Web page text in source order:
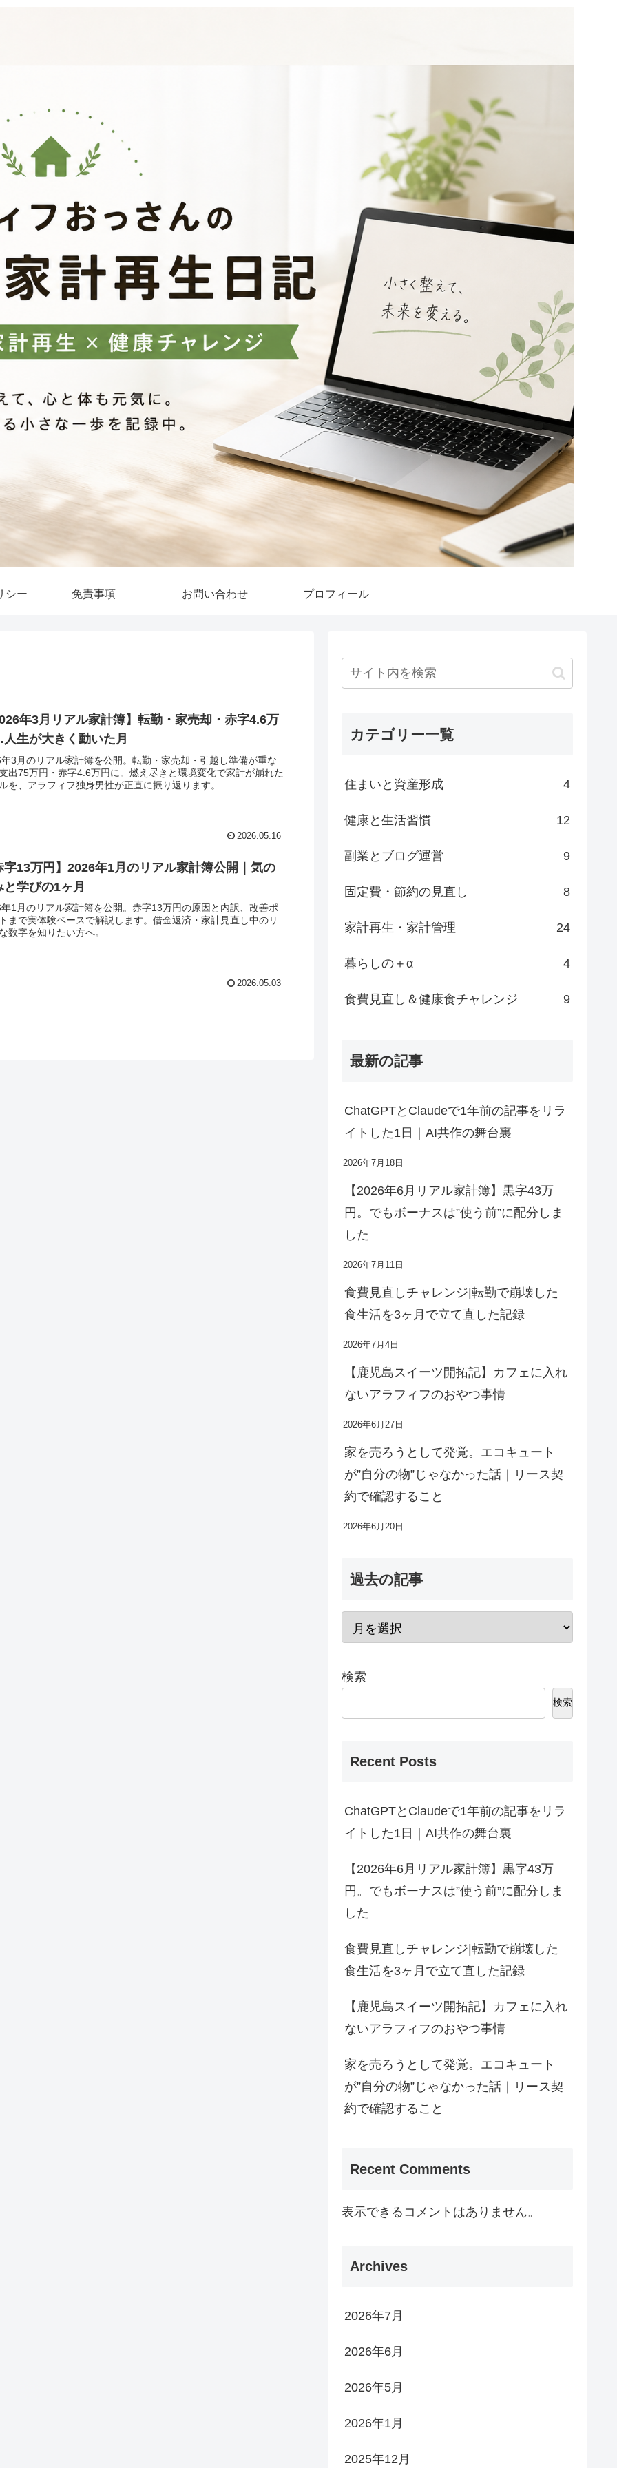
シー 免責事項 お問い合わせ プロフィール
年3月リアル家計簿】転勤・家売却・赤字4.6万
生が大きく動いた月
3月のリアル家計簿を公開。転勤・家売却・引越し準備が重な
出75万円・赤字4.6万円に。燃え尽きと環境変化で家計が崩れた
を、アラフィフ独身男性が正直に振り返ります。
2026.05.16
字13万円】2026年1月のリアル家計簿公開｜気の
と学びの1ヶ月
1月のリアル家計簿を公開。赤字13万円の原因と内訳、改善ポ
まで実体験ベースで解説します。借金返済・家計見直し中のリ
数字を知りたい方へ。
2026.05.03
カテゴリー一覧
住まいと資産形成 4
健康と生活習慣 12
副業とブログ運営 9
固定費・節約の見直し 8
家計再生・家計管理 24
暮らしの＋α 4
食費見直し＆健康食チャレンジ 9
最新の記事
ChatGPTとClaudeで1年前の記事をリラ
イトした1日｜AI共作の舞台裏
2026年7月18日
【2026年6月リアル家計簿】黒字43万
円。でもボーナスは”使う前”に配分しま
した
2026年7月11日
食費見直しチャレンジ|転勤で崩壊した
食生活を3ヶ月で立て直した記録
2026年7月4日
【鹿児島スイーツ開拓記】カフェに入れ
ないアラフィフのおやつ事情
2026年6月27日
家を売ろうとして発覚。エコキュート
が”自分の物”じゃなかった話｜リース契
約で確認すること
2026年6月20日
過去の記事
検索
検索
Recent Posts
ChatGPTとClaudeで1年前の記事をリラ
イトした1日｜AI共作の舞台裏
【2026年6月リアル家計簿】黒字43万
円。でもボーナスは”使う前”に配分しま
した
食費見直しチャレンジ|転勤で崩壊した
食生活を3ヶ月で立て直した記録
【鹿児島スイーツ開拓記】カフェに入れ
ないアラフィフのおやつ事情
家を売ろうとして発覚。エコキュート
が”自分の物”じゃなかった話｜リース契
約で確認すること
Recent Comments
表示できるコメントはありません。
Archives
2026年7月
2026年6月
2026年5月
2026年1月
2025年12月